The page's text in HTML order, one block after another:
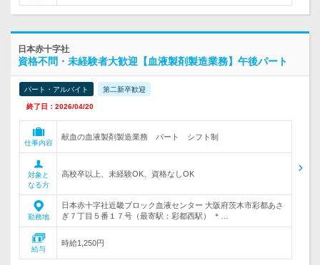
日本赤十字社
資格不問・未経験者大歓迎【血液製剤製造業務】午後パート
パート・アルバイト 第二新卒歓迎
終了日：2026/04/20
仕事内容
献血の血液製剤製造業務 パート シフト制
対象と
なる方
高校卒以上、未経験OK、資格なしOK
勤務地
日本赤十字社近畿ブロック血液センター 大阪府茨木市彩都あさ
ぎ７丁目５番１７号（最寄駅：彩都西駅） ＊…
給与
時給1,250円